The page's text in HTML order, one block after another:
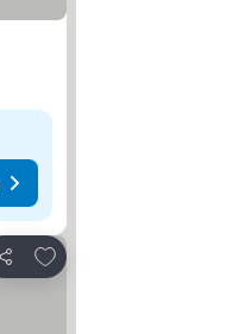
Teilen
Zu Favoriten hinzufügen